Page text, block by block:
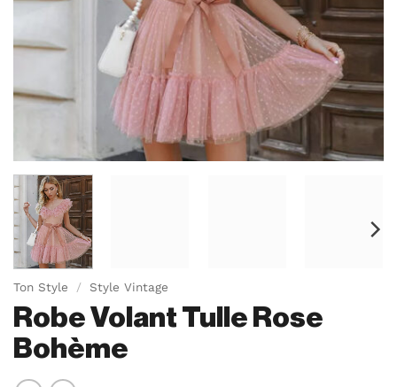
Ton Style / Style Vintage
Robe Volant Tulle Rose
Bohème